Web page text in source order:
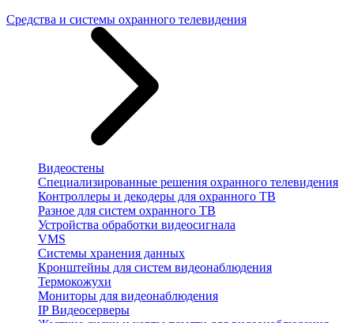
Средства и системы охранного телевидения
Видеостены
Специализированные решения охранного телевидения
Контроллеры и декодеры для охранного ТВ
Разное для систем охранного ТВ
Устройства обработки видеосигнала
VMS
Системы хранения данных
Кронштейны для систем видеонаблюдения
Термокожухи
Мониторы для видеонаблюдения
IP Видеосерверы